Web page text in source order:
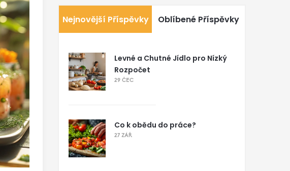
Nejnovější Příspěvky Oblíbené Příspěvky
Levné a Chutné Jídlo pro Nízký
Rozpočet
29 ČEC
Co k obědu do práce?
27 ZÁŘ